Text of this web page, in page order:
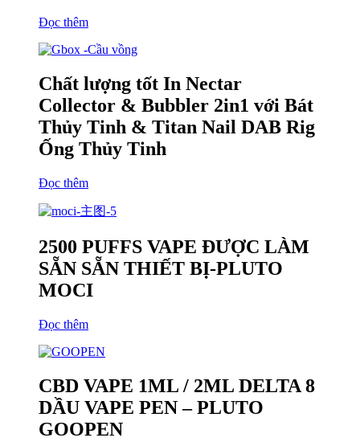
Đọc thêm
Chất lượng tốt In Nectar
Collector & Bubbler 2in1 với Bát
Thủy Tinh & Titan Nail DAB Rig
Ống Thủy Tinh
Đọc thêm
2500 PUFFS VAPE ĐƯỢC LÀM
SẴN SẴN THIẾT BỊ-PLUTO
MOCI
Đọc thêm
CBD VAPE 1ML / 2ML DELTA 8
DẦU VAPE PEN – PLUTO
GOOPEN